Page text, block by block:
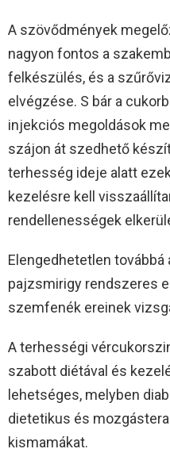
A szövődmények
nagyon fontos a
felkészülés, és a
elvégzése. S bár a
injekciós megoldások
szájon át szedhető
terhesség ideje alatt
kezelésre kell
rendellenességek
Elengedhetetlen
pajzsmirigy rendszeres
szemfenék ereinek
A terhességi
szabott diétával és
lehetséges, melyben
dietetikus és
kismamákat.